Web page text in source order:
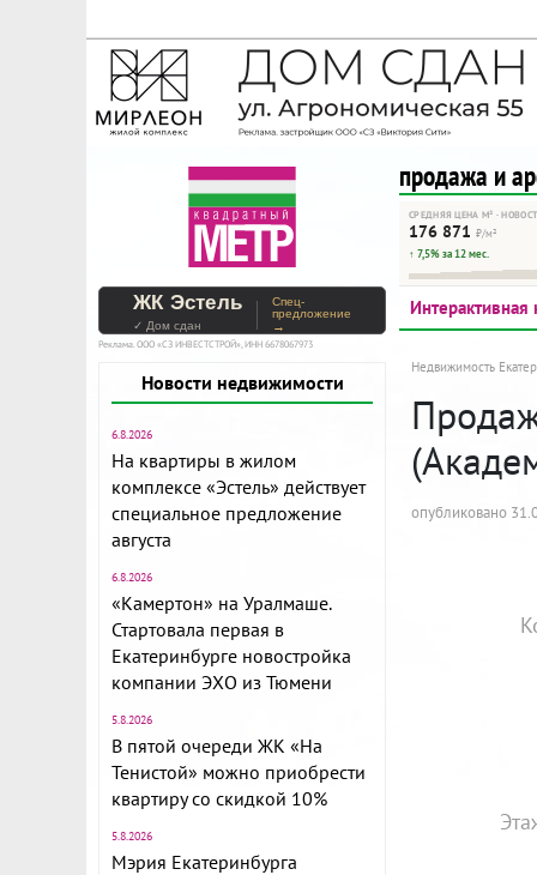
На Метре реклама -
Помогайте независимому
продажа и
СРЕДНЯЯ ЦЕНА М² ·
176 871 ₽/м²
↑ 7,5% за 12 мес.
ЖК Эстель
✓ Дом сдан
Спец-
предложение
→
Реклама. ООО «СЗ ИНВЕСТСТРОЙ», ИНН 6678067973
Новости недвижимости
6.8.2026
На квартиры в жилом
комплексе «Эстель» действует
специальное предложение
августа
6.8.2026
«Камертон» на Уралмаше.
Стартовала первая в
Екатеринбурге новостройка
компании ЭХО из Тюмени
5.8.2026
В пятой очереди ЖК «На
Тенистой» можно приобрести
квартиру со скидкой 10%
5.8.2026
Мэрия Екатеринбурга
Интерактивная
Недвижимость
опубликовано